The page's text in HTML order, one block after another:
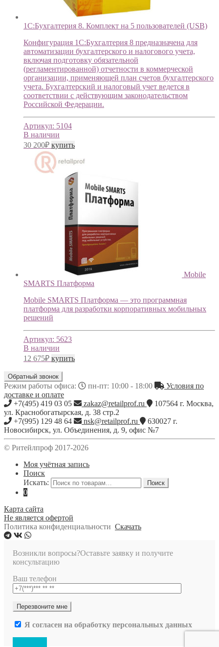
1С:Бухгалтерия 8. Комплект на 5 пользователей (USB)
Конфигурация 1С:Бухгалтерия 8 предназначена для
автоматизации бухгалтерского и налогового учета,
включая подготовку обязательной
(регламентированной) отчетности в коммерческой
организации, применяющей план счетов бухгалтерского
учета. Бухгалтерский и налоговый учет ведется в
соответствии с действующим законодательством
Российской Федерации.
Артикул: 5104
В наличии
30 200₽ купить
Mobile
SMARTS Платформа
Mobile SMARTS Платформа — это программная
платформа для разработки корпоративных мобильных
решений
Артикул: 5623
В наличии
12 675₽ купить
Обратный звонок
Режим работы офиса: пн-пт: 10:00 - 18:00
Условия по
доставке и оплате
+7(495) 419 03 05
zakaz@retailprof.ru 107564 г. Москва,
ул. Краснобогатырская, д. 38 стр.2
+7(995) 129 48 64
nsk@retailprof.ru 630027 г.
Новосибирск, ул. Объединения, д. 9, офис №7
© Ритейлпроф 2017-2026
Моя учётная запись
Поиск
Искать:
Поиск
0
Карта сайта
Не является офертой
Политика конфиденциальности Скачать
Возникли вопросы?Оставьте заявку и получите
консультацию
Ваш телефон
Я согласен на обработку персональных данных